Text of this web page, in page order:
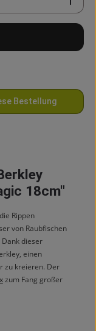
Bestellung
18cm"
Rippen
von Raubfischen
dieser
einen
zu kreieren. Der
zum Fang großer